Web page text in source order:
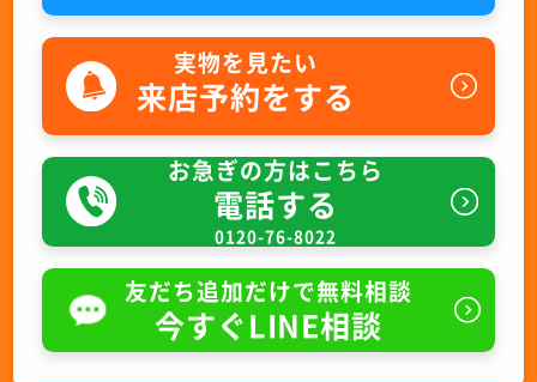
実物を見たい
来店予約をする
お急ぎの方はこちら
電話する
0120-76-8022
友だち追加だけで無料相談
今すぐLINE相談